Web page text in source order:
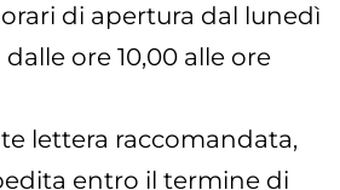
di apertura dal lunedì
ore 10,00 alle ore
lettera raccomandata,
entro il termine di